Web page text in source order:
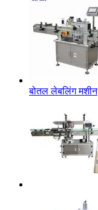
बोतल लेबलिंग मशीन